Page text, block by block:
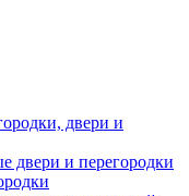
двери и
двери и перегородки